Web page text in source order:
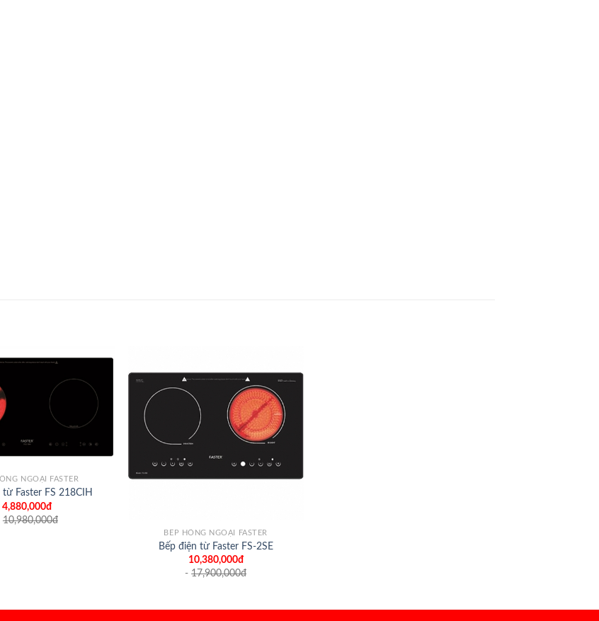
NGOẠI FASTER
từ Faster FS 218CIH
4,880,000đ
10,980,000đ
BẾP HỒNG NGOẠI FASTER
Bếp điện từ Faster FS-2SE
10,380,000đ
-17,900,000đ